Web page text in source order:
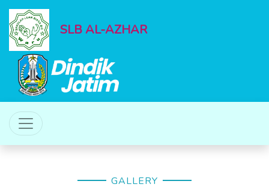
SLB AL-AZHAR
GALLERY